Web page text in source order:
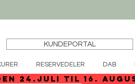
KUNDEPORTAL
RESERVEDELER DAB
24.juli til 16.